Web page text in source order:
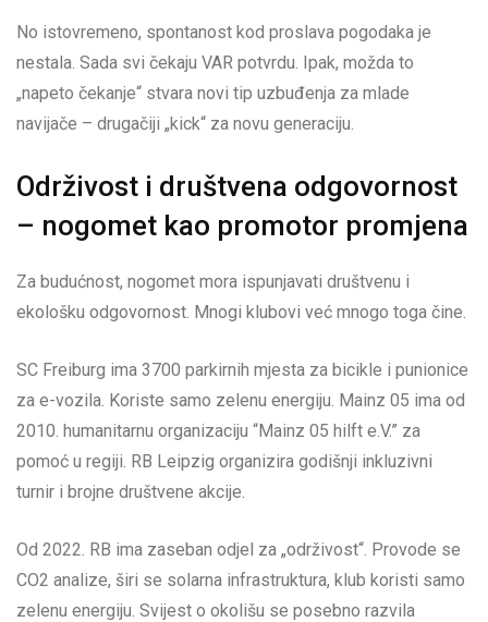
No istovremeno, spontanost kod proslava pogodaka je
nestala. Sada svi čekaju VAR potvrdu. Ipak, možda to
„napeto čekanje“ stvara novi tip uzbuđenja za mlade
navijače – drugačiji „kick“ za novu generaciju.
Održivost i društvena odgovornost
– nogomet kao promotor promjena
Za budućnost, nogomet mora ispunjavati društvenu i
ekološku odgovornost. Mnogi klubovi već mnogo toga čine.
SC Freiburg ima 3700 parkirnih mjesta za bicikle i punionice
za e-vozila. Koriste samo zelenu energiju. Mainz 05 ima od
2010. humanitarnu organizaciju “Mainz 05 hilft e.V.” za
pomoć u regiji. RB Leipzig organizira godišnji inkluzivni
turnir i brojne društvene akcije.
Od 2022. RB ima zaseban odjel za „održivost“. Provode se
CO2 analize, širi se solarna infrastruktura, klub koristi samo
zelenu energiju. Svijest o okolišu se posebno razvila